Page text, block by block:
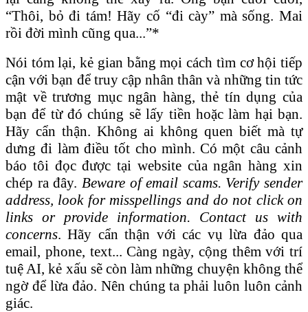
“Thôi, bỏ đi tám! Hãy cố “đi cày” mà sống. Mai
rồi đời mình cũng qua...”*
Nói tóm lại, kẻ gian bằng mọi cách tìm cơ hội tiếp
cận với bạn để truy cập nhân thân và những tin tức
mật về trương mục ngân hàng, thẻ tín dụng của
bạn để từ đó chúng sẽ lấy tiền hoặc làm hại bạn.
Hãy cẩn thận. Không ai không quen biết mà tự
dưng đi làm điều tốt cho mình. Có một câu cảnh
báo tôi đọc được tại website của ngân hàng xin
chép ra đây. Beware of email scams. Verify sender
address, look for misspellings and do not click on
links or provide information. Contact us with
concerns. Hãy cẩn thận với các vụ lừa đảo qua
email, phone, text... Càng ngày, cộng thêm với trí
tuệ AI, kẻ xấu sẽ còn làm những chuyện không thể
ngờ để lừa đảo. Nên chúng ta phải luôn luôn cảnh
giác.